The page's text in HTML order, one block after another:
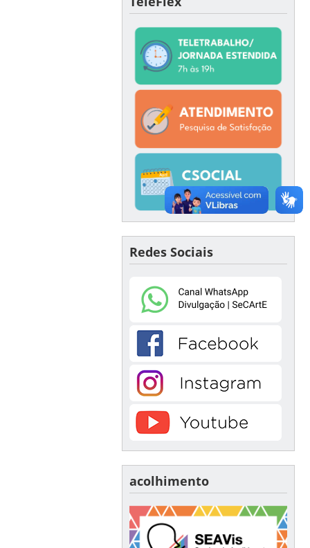
Redes Sociais
acolhimento